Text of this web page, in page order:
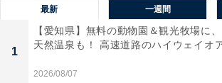
最新 一週間
1
【愛知県】無料の動物園＆観光牧場に
天然温泉も！ 高速道路のハイウェイオ
2026/08/07